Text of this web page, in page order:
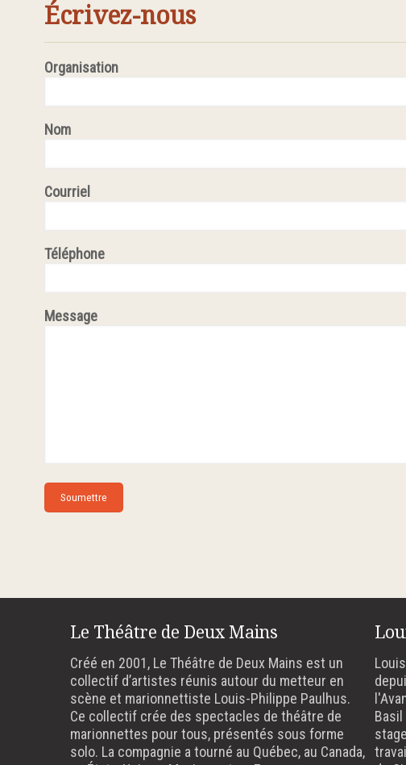
Écrivez-nous
Organisation
Nom
Courriel
Téléphone
Message
Le Théâtre de Deux Mains
Créé en 2001, Le Théâtre de Deux Mains est un
collectif d’artistes réunis autour du metteur en
scène et marionnettiste Louis-Philippe Paulhus.
Ce collectif crée des spectacles de théâtre de
marionnettes pour tous, présentés sous forme
solo. La compagnie a tourné au Québec, au Canada,